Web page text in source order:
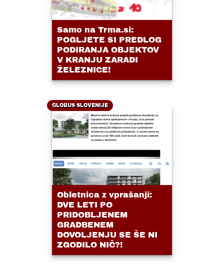
Samo na Trma.si:
POGLJETE SI PREDLOG
PODIRANJA OBJEKTOV
V KRANJU ZARADI
ŽELEZNICE!
GLOBUS SLOVENIJE
Obletnica z vprašanji:
DVE LETI PO
PRIDOBLJENEM
GRADBENEM
DOVOLJENJU SE ŠE NI
ZGODILO NIČ?!